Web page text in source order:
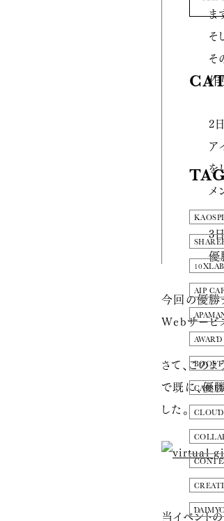
10XLAB
AIP
AWARD
BOOST
ま
そ
そ
作
2
ア
を
メ
3
優
今回の優勝
Webサービ
さて、この
で既に、優
した。
当イベント